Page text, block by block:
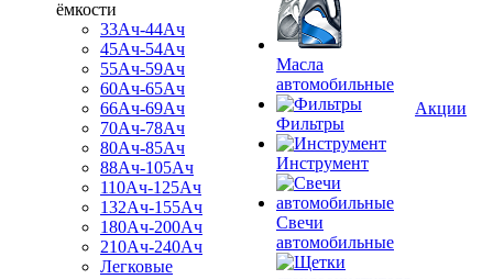
ёмкости
33Ач-44Ач
45Ач-54Ач
55Ач-59Ач
60Ач-65Ач
66Ач-69Ач
70Ач-78Ач
80Ач-85Ач
88Ач-105Ач
110Ач-125Ач
132Ач-155Ач
180Ач-200Ач
210Ач-240Ач
Легковые
Масла
автомобильные
Фильтры
Инструмент
Свечи
автомобильные
Акции